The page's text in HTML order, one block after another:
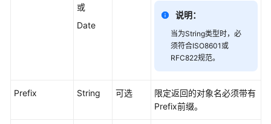
或
Date
说明：
当为String类型时，必
须符合ISO8601或
RFC822规范。
Prefix String 可选
限定返回的对象名必须带有
Prefix前缀。